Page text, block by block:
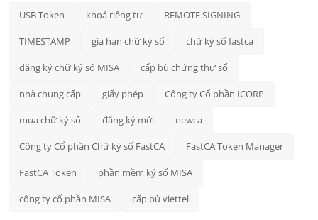
USB Token khoá riêng tư REMOTE SIGNING
TIMESTAMP gia hạn chữ ký số chữ ký số fastca
đăng ký chữ ký số MISA cấp bù chứng thư số
nhà chung cấp giấy phép Công ty Cổ phần ICORP
mua chữ ký số đăng ký mới newca
Công ty Cổ phần Chữ ký số FastCA FastCA Token Manager
FastCA Token phần mềm ký số MISA
công ty cổ phần MISA cấp bù viettel